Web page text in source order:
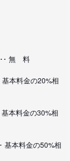
･･ 無 料
基本料金の20%相
基本料金の30%相
基本料金の50%相